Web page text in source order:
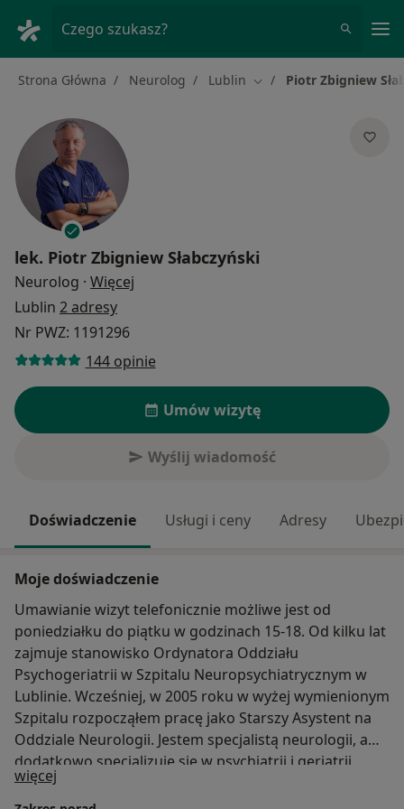
Czego szukasz?
Strona Główna Neurolog Lublin Zmień miasto
Piotr Zbigniew
lek. Piotr Zbigniew Słabczyński
Neurolog · Więcej
Lublin 2 adresy
Nr PWZ: 1191296
144 opinie
Umów wizytę
Wyślij wiadomość
Doświadczenie Usługi i ceny Adresy
Moje doświadczenie
Umawianie wizyt telefonicznie możliwe jest od
poniedziałku do piątku w godzinach 15-18. Od kilku lat
zajmuje stanowisko Ordynatora Oddziału
Psychogeriatrii w Szpitalu Neuropsychiatrycznym w
Lublinie. Wcześniej, w 2005 roku w wyżej wymienionym
Szpitalu rozpocząłem pracę jako Starszy Asystent na
Oddziale Neurologii. Jestem specjalistą neurologii, a
dodatkowo specjalizuję się w psychiatrii i geriatrii.
Ukończyłem Wydział Lekarski Akademii Medycznej w
Lublinie w 1995 r. Od 2005 r. koncentruję się na
więcej